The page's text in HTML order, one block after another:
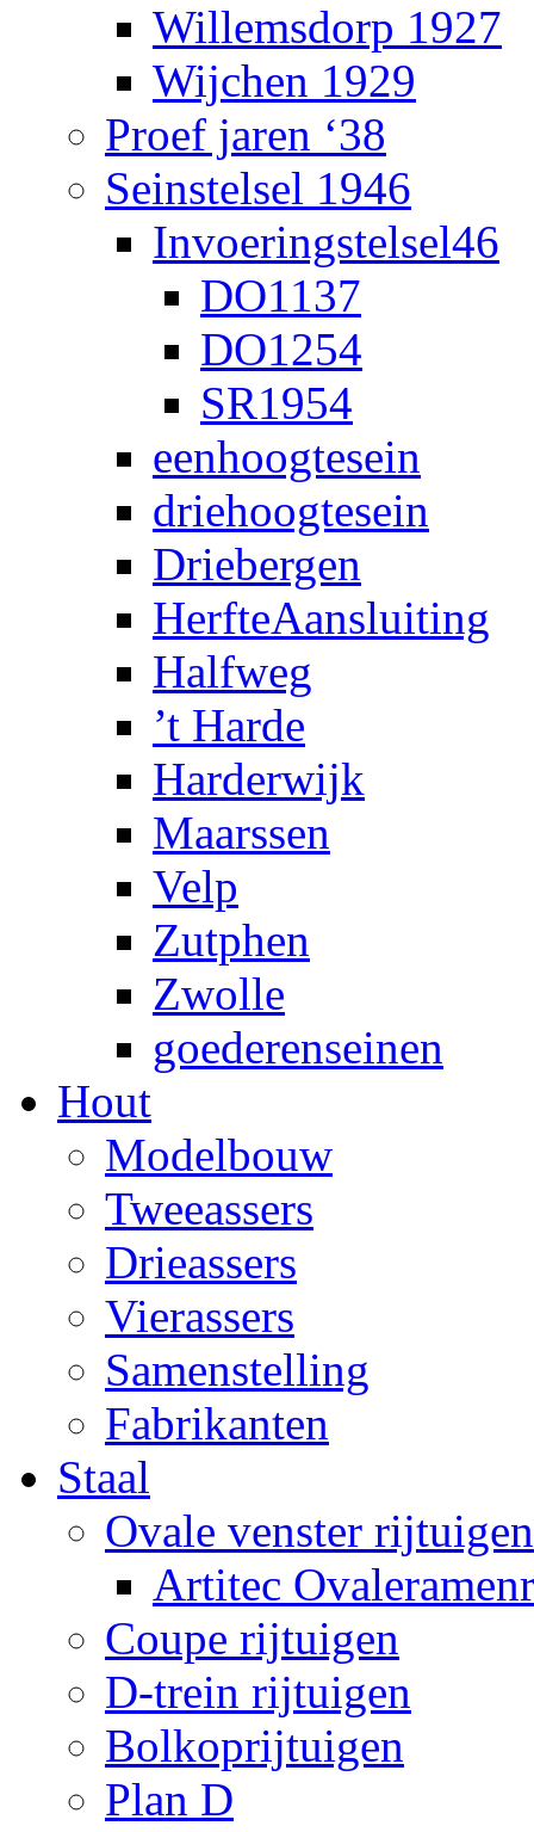
Willemsdorp 1927
Wijchen 1929
Proef jaren ‘38
Seinstelsel 1946
Invoeringstelsel46
DO1137
DO1254
SR1954
eenhoogtesein
driehoogtesein
Driebergen
HerfteAansluiting
Halfweg
’t Harde
Harderwijk
Maarssen
Velp
Zutphen
Zwolle
goederenseinen
Hout
Modelbouw
Tweeassers
Drieassers
Vierassers
Samenstelling
Fabrikanten
Staal
Ovale venster rijtuigen
Artitec
Coupe rijtuigen
D-trein rijtuigen
Bolkoprijtuigen
Plan D